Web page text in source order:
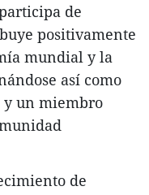
de
positivamente
mundial y la
así como
y un miembro
de